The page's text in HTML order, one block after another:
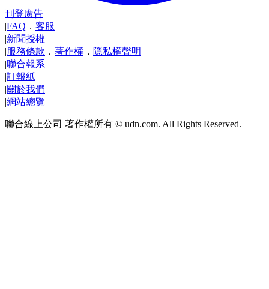
刊登廣告
|FAQ ． 客服
|新聞授權
|服務條款 ． 著作權 ． 隱私權聲明
|聯合報系
|訂報紙
|關於我們
|網站總覽
聯合線上公司 著作權所有 © udn.com. All Rights Reserved.